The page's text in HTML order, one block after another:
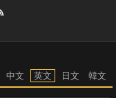
中文 英文 日文 韓文